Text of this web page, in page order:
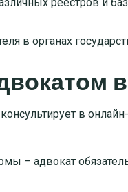
в органах
в
– адвокат